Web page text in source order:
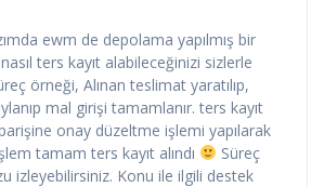
ewm de depolama yapılmış bir
ters kayıt alabileceğinizi sizlerle
örneği, Alınan teslimat yaratılıp,
mal girişi tamamlanır. ters kayıt
onay düzeltme işlemi yapılarak
tamam ters kayıt alındı
Süreç
izleyebilirsiniz. Konu ile ilgili destek